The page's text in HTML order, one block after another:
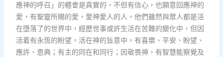
應神的呼召」的體會是真實的，不但有信心，也願意回應神的
愛，有聖靈所賜的愛，愛神愛人的人。他們雖然與眾人都是活
在墮落了的世界中，經歷世事或許生活在苦難的變化中，但因
活着有永恆的盼望，活在神的旨意中，有喜樂、平安、盼望、
應許、恩典；有主的同在和同行；因敬畏神，有智慧能察覺及